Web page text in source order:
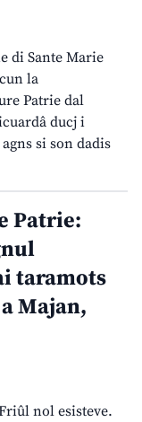
di Sante Marie
la
Patrie dal
ducj i
si son dadis
Patrie:
taramots
Majan,
nol esisteve.